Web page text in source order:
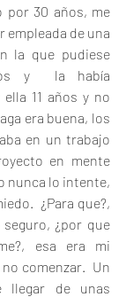
por 30 años, me
empleada de una
la que pudiese
y  la había
11 años y no
era buena, los
en un trabajo
en mente
nunca lo intente,
¿Para que?,
¿por que
esa era mi
comenzar.  Un
llegar de unas